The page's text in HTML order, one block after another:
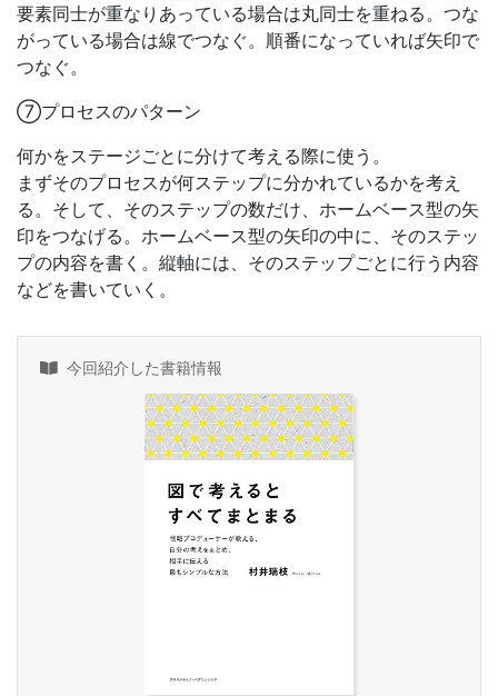
要素同士が重なりあっている場合は丸同士を重ねる。つな
がっている場合は線でつなぐ。順番になっていれば矢印で
つなぐ。
⑦プロセスのパターン
何かをステージごとに分けて考える際に使う。
まずそのプロセスが何ステップに分かれているかを考え
る。そして、そのステップの数だけ、ホームベース型の矢
印をつなげる。ホームベース型の矢印の中に、そのステッ
プの内容を書く。縦軸には、そのステップごとに行う内容
などを書いていく。
今回紹介した書籍情報